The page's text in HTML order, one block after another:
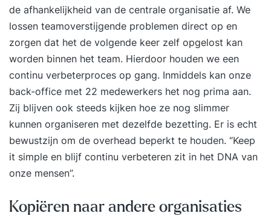
de afhankelijkheid van de centrale organisatie af. We
lossen teamoverstijgende problemen direct op en
zorgen dat het de volgende keer zelf opgelost kan
worden binnen het team. Hierdoor houden we een
continu verbeterproces op gang. Inmiddels kan onze
back-office met 22 medewerkers het nog prima aan.
Zij blijven ook steeds kijken hoe ze nog slimmer
kunnen organiseren met dezelfde bezetting. Er is echt
bewustzijn om de overhead beperkt te houden. “Keep
it simple en blijf continu verbeteren zit in het DNA van
onze mensen”.
Kopiëren naar andere organisaties